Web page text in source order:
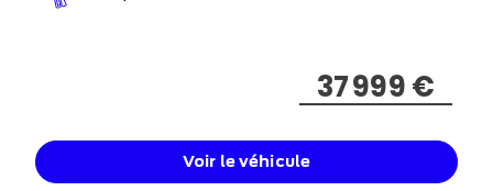
37 999 €
Voir le véhicule